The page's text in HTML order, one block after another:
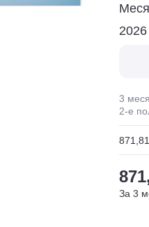
2026
3
2-е
За 3